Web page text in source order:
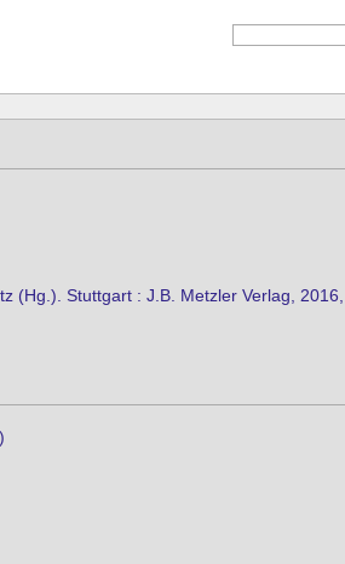
(Hg.). Stuttgart : J.B. Metzler Verlag,